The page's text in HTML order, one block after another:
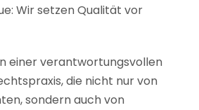
Wir setzen Qualität vor
einer verantwortungsvollen
die nicht nur von
sondern auch von